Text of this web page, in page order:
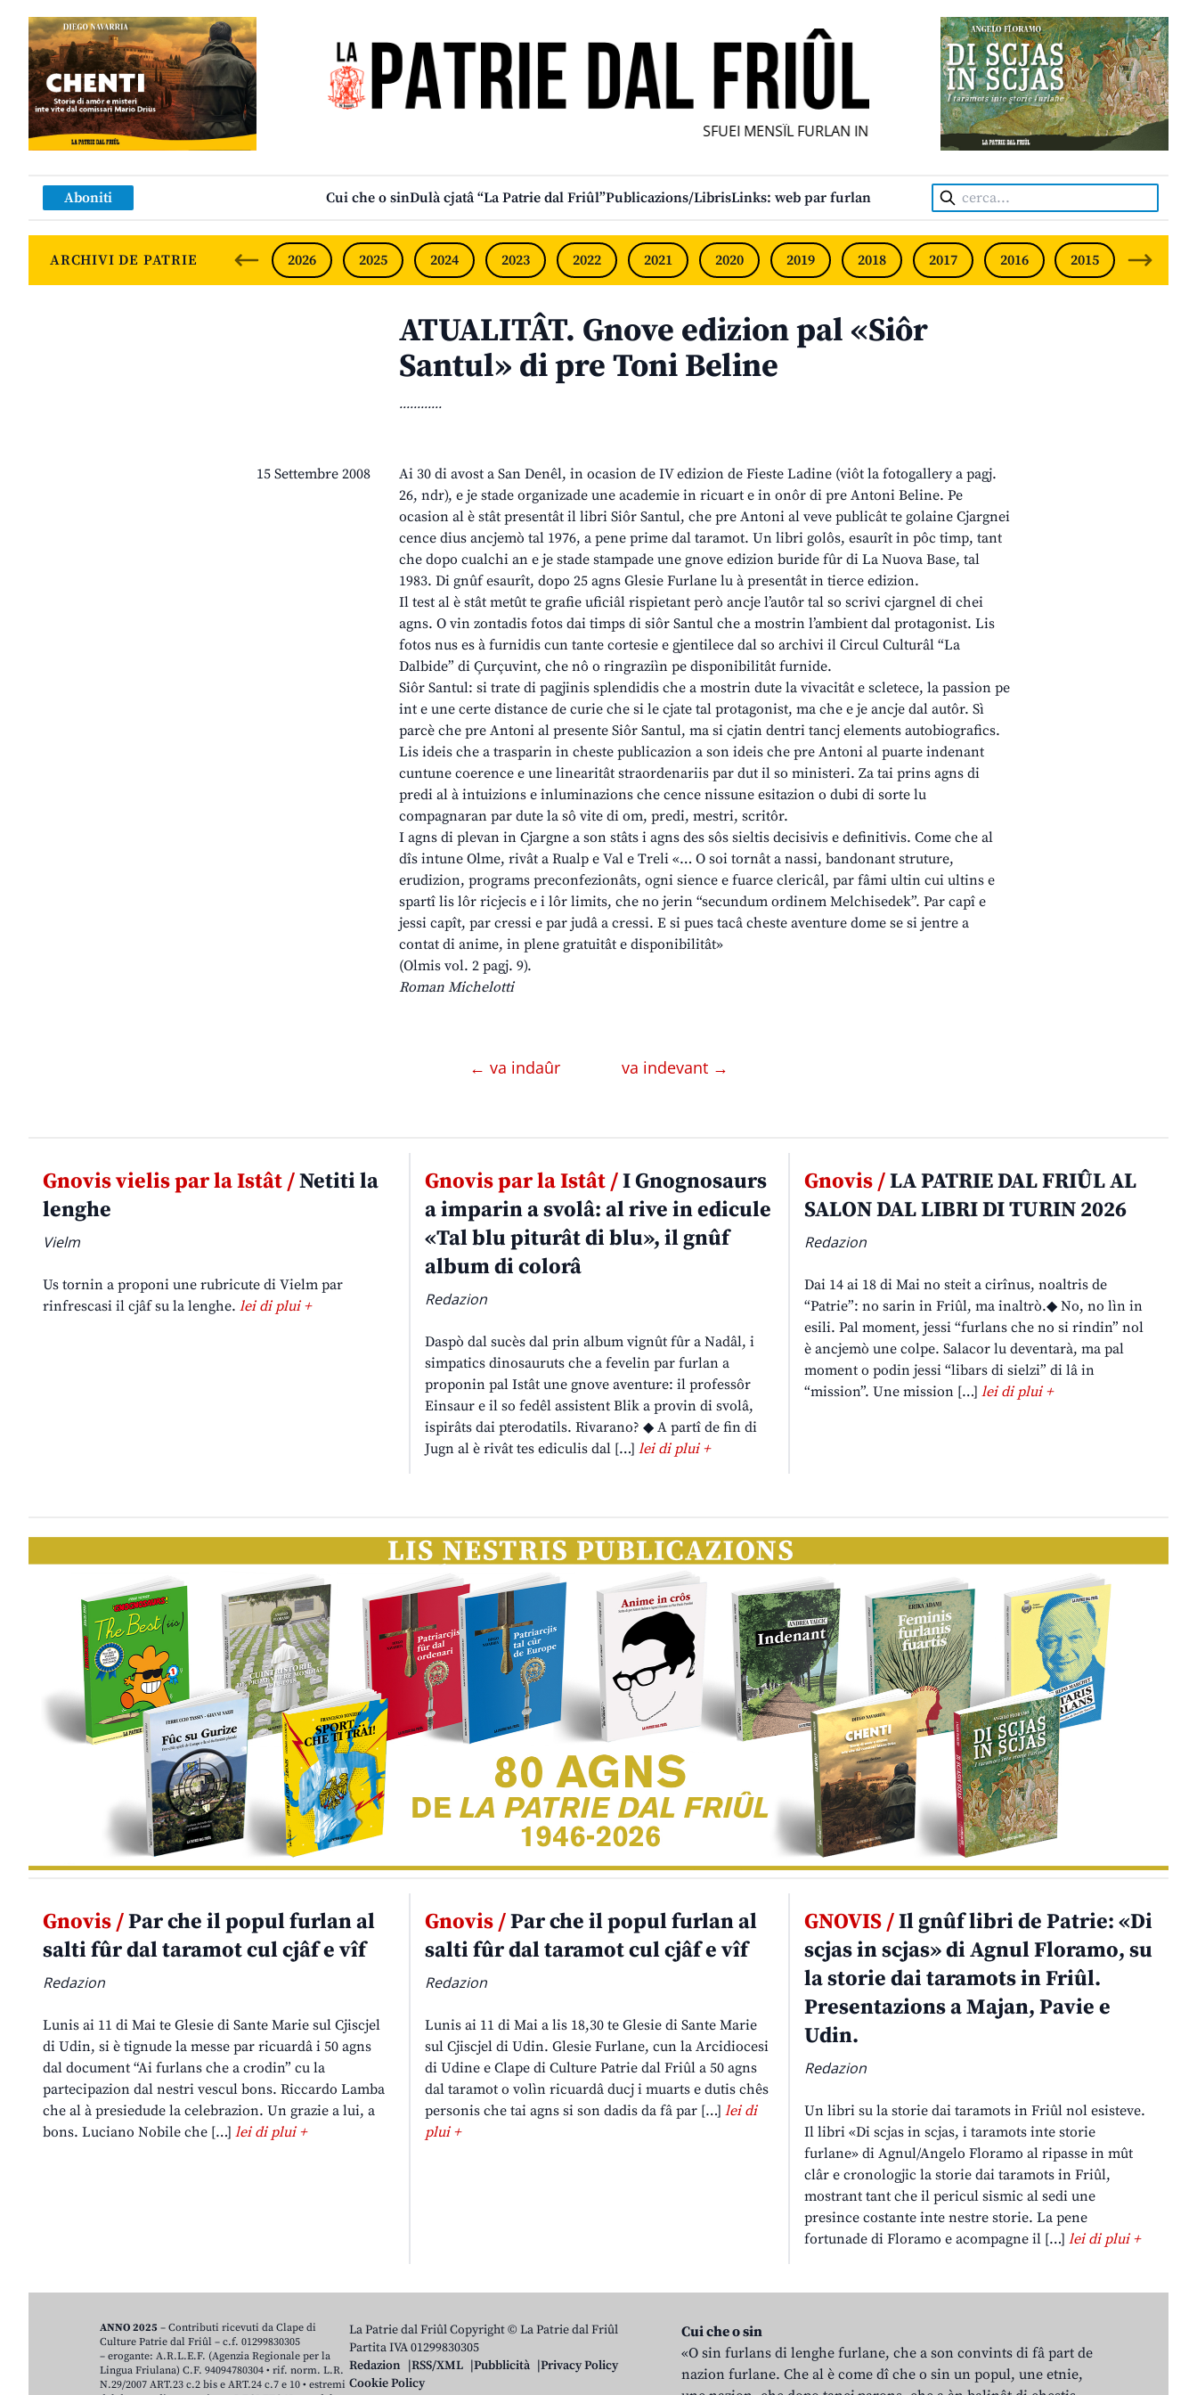
SFUEI MENSÎL FURLAN INDIPENDENT • INDEPENDENT FRIULIAN MONTHLY
Aboniti Cui che o sinDulà cjatâ “La Patrie dal Friûl”Publicazions/LibrisLinks: web par furlan Cerca:
ARCHIVI DE PATRIE 2026 2025 2024 2023 2022 2021 2020 2019 2018 2017 2016 2015 2014
ATUALITÂT. Gnove edizion pal «Siôr
Santul» di pre Toni Beline
............
15 Settembre 2008
Ai 30 di avost a San Denêl, in ocasion de IV edizion de Fieste Ladine (viôt la fotogallery a pagj.
26, ndr), e je stade organizade une academie in ricuart e in onôr di pre Antoni Beline. Pe
ocasion al è stât presentât il libri Siôr Santul, che pre Antoni al veve publicât te golaine Cjargnei
cence dius ancjemò tal 1976, a pene prime dal taramot. Un libri golôs, esaurît in pôc timp, tant
che dopo cualchi an e je stade stampade une gnove edizion buride fûr di La Nuova Base, tal
1983. Di gnûf esaurît, dopo 25 agns Glesie Furlane lu à presentât in tierce edizion.
Il test al è stât metût te grafie uficiâl rispietant però ancje l’autôr tal so scrivi cjargnel di chei
agns. O vin zontadis fotos dai timps di siôr Santul che a mostrin l’ambient dal protagonist. Lis
fotos nus es à furnidis cun tante cortesie e gjentilece dal so archivi il Circul Culturâl “La
Dalbide” di Çurçuvint, che nô o ringraziìn pe disponibilitât furnide.
Siôr Santul: si trate di pagjinis splendidis che a mostrin dute la vivacitât e scletece, la passion pe
int e une certe distance de curie che si le cjate tal protagonist, ma che e je ancje dal autôr. Sì
parcè che pre Antoni al presente Siôr Santul, ma si cjatin dentri tancj elements autobiografics.
Lis ideis che a trasparin in cheste publicazion a son ideis che pre Antoni al puarte indenant
cuntune coerence e une linearitât straordenariis par dut il so ministeri. Za tai prins agns di
predi al à intuizions e inluminazions che cence nissune esitazion o dubi di sorte lu
compagnaran par dute la sô vite di om, predi, mestri, scritôr.
I agns di plevan in Cjargne a son stâts i agns des sôs sieltis decisivis e definitivis. Come che al
dîs intune Olme, rivât a Rualp e Val e Treli «… O soi tornât a nassi, bandonant struture,
erudizion, programs preconfezionâts, ogni sience e fuarce clericâl, par fâmi ultin cui ultins e
spartî lis lôr ricjecis e i lôr limits, che no jerin “secundum ordinem Melchisedek”. Par capî e
jessi capît, par cressi e par judâ a cressi. E si pues tacâ cheste aventure dome se si jentre a
contat di anime, in plene gratuitât e disponibilitât»
(Olmis vol. 2 pagj. 9).
Roman Michelotti
← va indaûr va indevant →
Gnovis vielis par la Istât /Netiti la
lenghe
Vielm
Us tornin a proponi une rubricute di Vielm par
rinfrescasi il cjâf su la lenghe. lei di plui +
Gnovis par la Istât /I Gnognosaurs
a imparin a svolâ: al rive in edicule
«Tal blu piturât di blu», il gnûf
album di colorâ
Redazion
Daspò dal sucès dal prin album vignût fûr a Nadâl, i
simpatics dinosauruts che a fevelin par furlan a
proponin pal Istât une gnove aventure: il professôr
Einsaur e il so fedêl assistent Blik a provin di svolâ,
ispirâts dai pterodatils. Rivarano? ◆ A partî de fin di
Jugn al è rivât tes ediculis dal […] lei di plui +
Gnovis /LA PATRIE DAL FRIÛL AL
SALON DAL LIBRI DI TURIN 2026
Redazion
Dai 14 ai 18 di Mai no steit a cirînus, noaltris de
“Patrie”: no sarin in Friûl, ma inaltrò.◆ No, no lìn in
esili. Pal moment, jessi “furlans che no si rindin” nol
è ancjemò une colpe. Salacor lu deventarà, ma pal
moment o podin jessi “libars di sielzi” di lâ in
“mission”. Une mission […]lei di plui +
Gnovis /Par che il popul furlan al
salti fûr dal taramot cul cjâf e vîf
Redazion
Lunis ai 11 di Mai te Glesie di Sante Marie sul Cjiscjel
di Udin, si è tignude la messe par ricuardâ i 50 agns
dal document “Ai furlans che a crodin” cu la
partecipazion dal nestri vescul bons. Riccardo Lamba
che al à presiedude la celebrazion. Un grazie a lui, a
bons. Luciano Nobile che […] lei di plui +
Gnovis /Par che il popul furlan al
salti fûr dal taramot cul cjâf e vîf
Redazion
Lunis ai 11 di Mai a lis 18,30 te Glesie di Sante Marie
sul Cjiscjel di Udin. Glesie Furlane, cun la Arcidiocesi
di Udine e Clape di Culture Patrie dal Friûl a 50 agns
dal taramot o volìn ricuardâ ducj i muarts e dutis chês
personis che tai agns si son dadis da fâ par […] lei di
plui +
GNOVIS /Il gnûf libri de Patrie: «Di
scjas in scjas» di Agnul Floramo, su
la storie dai taramots in Friûl.
Presentazions a Majan, Pavie e
Udin.
Redazion
Un libri su la storie dai taramots in Friûl nol esisteve.
Il libri «Di scjas in scjas, i taramots inte storie
furlane» di Agnul/Angelo Floramo al ripasse in mût
clâr e cronologjic la storie dai taramots in Friûl,
mostrant tant che il pericul sismic al sedi une
presince costante inte nestre storie. La pene
fortunade di Floramo e acompagne il […]lei di plui +
La Patrie dal Friûl Copyright © La Patrie dal Friûl
Partita IVA 01299830305
Redazion
RSS/XML Pubblicità
Privacy Policy
Cookie Policy
Cui che o sin
«O sin furlans di lenghe furlane, che a son convints di fâ part de
nazion furlane. Che al è come dî che o sin un popul, une etnie,
ANNO 2025 – Contributi ricevuti da Clape di
Culture Patrie dal Friûl – c.f. 01299830305
– erogante: A.R.L.E.F. (Agenzia Regionale per la
Lingua Friulana) C.F. 94094780304 • rif. norm. L.R.
N.29/2007 ART.23 c.2 bis e ART.24 c.7 e 10 • estremi